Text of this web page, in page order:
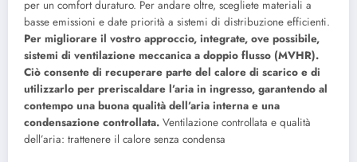
per un comfort duraturo. Per andare oltre, scegliete materiali a
basse emissioni e date priorità a sistemi di distribuzione efficienti.
Per migliorare il vostro approccio, integrate, ove possibile,
sistemi di ventilazione meccanica a doppio flusso (MVHR).
Ciò consente di recuperare parte del calore di scarico e di
utilizzarlo per preriscaldare l’aria in ingresso, garantendo al
contempo una buona qualità dell’aria interna e una
condensazione controllata. Ventilazione controllata e qualità
dell’aria: trattenere il calore senza condensa